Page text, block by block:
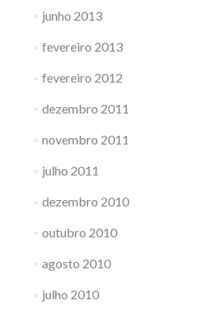
junho 2013
fevereiro 2013
fevereiro 2012
dezembro 2011
novembro 2011
julho 2011
dezembro 2010
outubro 2010
agosto 2010
julho 2010